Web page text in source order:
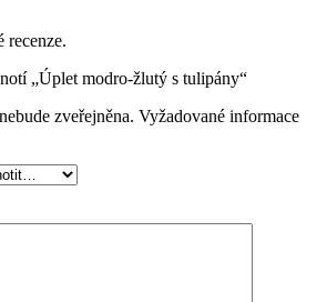
recenze.
„Úplet modro-žlutý s tulipány“
zveřejněna. Vyžadované informace